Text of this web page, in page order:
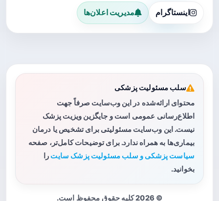
اینستاگرام مدیریت اعلان‌ها
سلب مسئولیت پزشکی
محتوای ارائه‌شده در این وب‌سایت صرفاً جهت
اطلاع‌رسانی عمومی است و جایگزین ویزیت پزشک
نیست. این وب‌سایت مسئولیتی برای تشخیص یا درمان
بیماری‌ها به همراه ندارد. برای توضیحات کامل‌تر، صفحه
سیاست پزشکی و سلب مسئولیت پزشک سایت را
بخوانید.
© 2026 کلیه حقوق محفوظ است.